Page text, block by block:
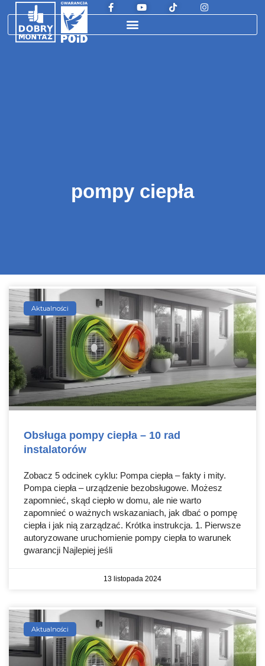
pompy ciepła
Aktualności
Obsługa pompy ciepła – 10 rad
instalatorów
Zobacz 5 odcinek cyklu: Pompa ciepła – fakty i mity.
Pompa ciepła – urządzenie bezobsługowe. Możesz
zapomnieć, skąd ciepło w domu, ale nie warto
zapomnieć o ważnych wskazaniach, jak dbać o pompę
ciepła i jak nią zarządzać. Krótka instrukcja. 1. Pierwsze
autoryzowane uruchomienie pompy ciepła to warunek
gwarancji Najlepiej jeśli
13 listopada 2024
Aktualności